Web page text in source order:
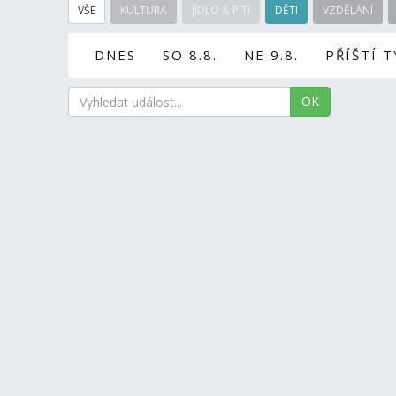
VŠE KULTURA JÍDLO & PITÍ DĚTI VZDĚLÁNÍ
DNES SO 8.8. NE 9.8. PŘÍŠTÍ
OK